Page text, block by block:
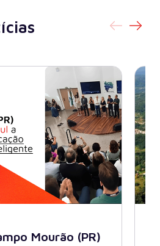
Mourão (PR)